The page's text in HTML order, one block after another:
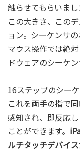
触らせてもらいま
この大きさ、この
ョン。シーケンサ
マウス操作では絶
ドウェアのシーケ
16ステップのシー
これを両手の指で
感知され、即反応
ことができます。
ルチタッチデバイス